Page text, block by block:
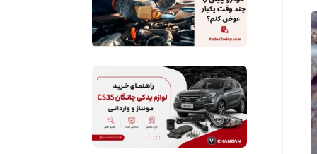
خودرو
چینی
چند
وقت
یکبار
عوض
کنیم؟
راهنمای
کامل
خرید
لوازم
یدکی